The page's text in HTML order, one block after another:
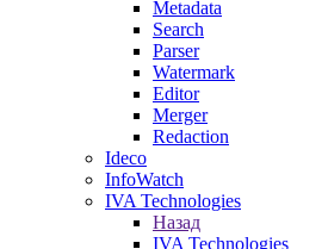
Metadata
Search
Parser
Watermark
Editor
Merger
Redaction
Ideco
InfoWatch
IVA Technologies
Назад
IVA Technologies